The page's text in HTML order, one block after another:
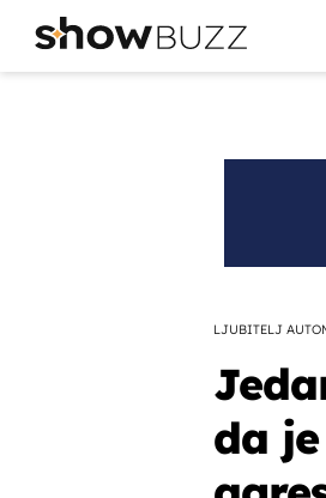
LJUBITELJ
da